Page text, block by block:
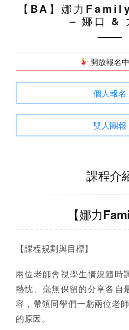
【BA】娜力
– 娜口 &
開放報名中
個人報名
雙人團報
課程介
【娜力
【課程規劃與目標】
兩位老師會視學生情況隨時
熱忱、毫無保留的分享各自
容，帶領同學們一虧兩位老
的原因。